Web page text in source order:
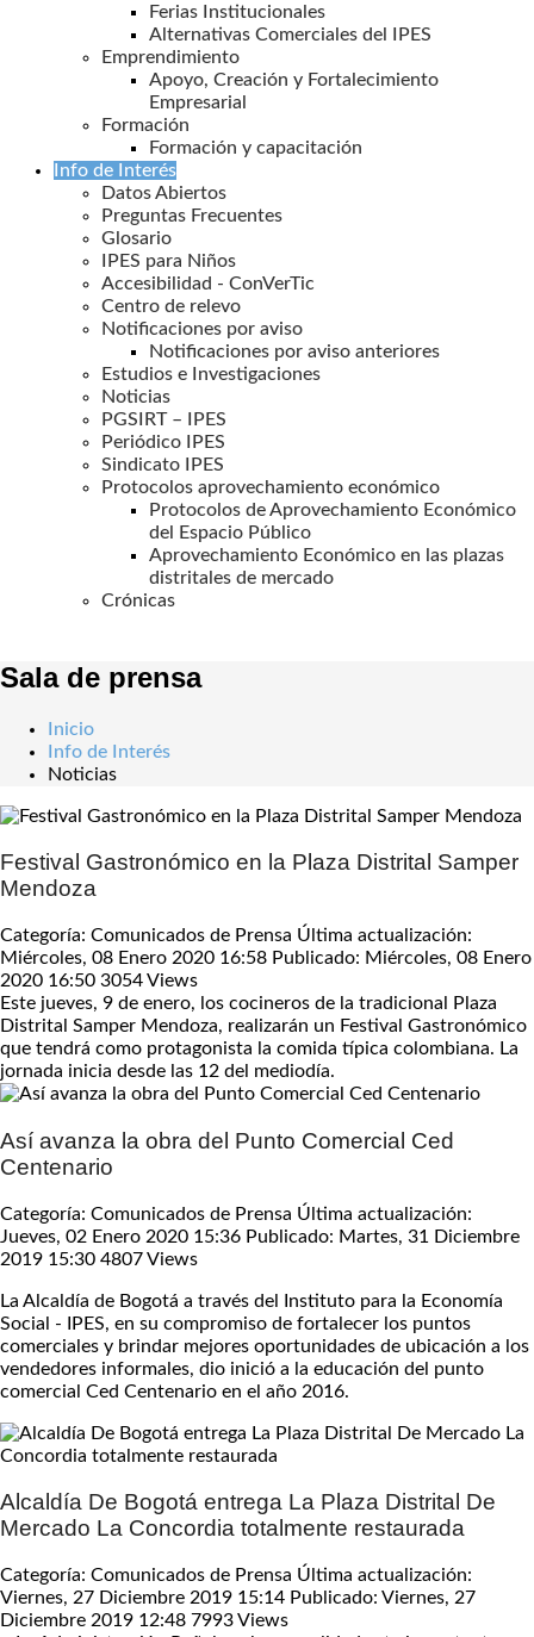
Ferias Institucionales
Alternativas Comerciales del IPES
Emprendimiento
Apoyo, Creación y Fortalecimiento
Empresarial
Formación
Formación y capacitación
Info de Interés
Datos Abiertos
Preguntas Frecuentes
Glosario
IPES para Niños
Accesibilidad - ConVerTic
Centro de relevo
Notificaciones por aviso
Notificaciones por aviso anteriores
Estudios e Investigaciones
Noticias
PGSIRT – IPES
Periódico IPES
Sindicato IPES
Protocolos aprovechamiento económico
Protocolos de Aprovechamiento Económico
del Espacio Público
Aprovechamiento Económico en las plazas
distritales de mercado
Crónicas
Sala de prensa
Inicio
Info de Interés
Noticias
Festival Gastronómico en la Plaza Distrital Samper
Mendoza
Categoría: Comunicados de Prensa Última actualización:
Miércoles, 08 Enero 2020 16:58 Publicado: Miércoles, 08 Enero
2020 16:50 3054 Views
Este jueves, 9 de enero, los cocineros de la tradicional Plaza
Distrital Samper Mendoza, realizarán un Festival Gastronómico
que tendrá como protagonista la comida típica colombiana. La
jornada inicia desde las 12 del mediodía.
Así avanza la obra del Punto Comercial Ced
Centenario
Categoría: Comunicados de Prensa Última actualización:
Jueves, 02 Enero 2020 15:36 Publicado: Martes, 31 Diciembre
2019 15:30 4807 Views
La Alcaldía de Bogotá a través del Instituto para la Economía
Social - IPES, en su compromiso de fortalecer los puntos
comerciales y brindar mejores oportunidades de ubicación a los
vendedores informales, dio inició a la educación del punto
comercial Ced Centenario en el año 2016.
Alcaldía De Bogotá entrega La Plaza Distrital De
Mercado La Concordia totalmente restaurada
Categoría: Comunicados de Prensa Última actualización:
Viernes, 27 Diciembre 2019 15:14 Publicado: Viernes, 27
Diciembre 2019 12:48 7993 Views